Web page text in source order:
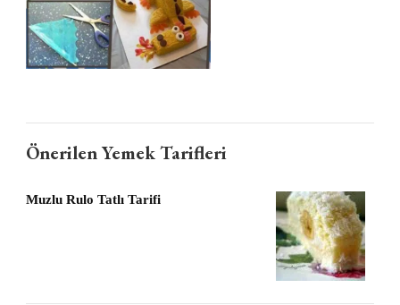
Önerilen Yemek Tarifleri
Muzlu Rulo Tatlı Tarifi